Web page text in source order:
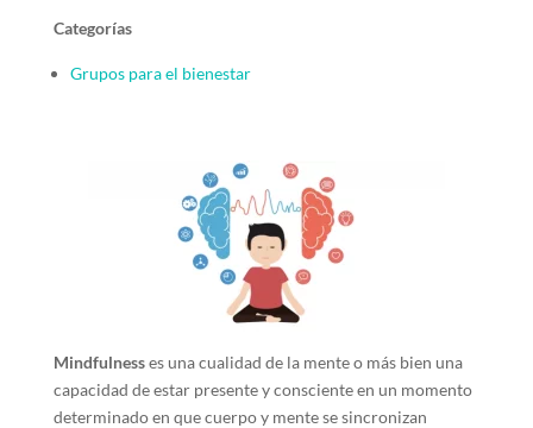
Categorías
Grupos para el bienestar
Mindfulnesses una cualidad de la mente o más bien una
capacidad de estar presente y consciente en un momento
determinado en que cuerpo y mente se sincronizan